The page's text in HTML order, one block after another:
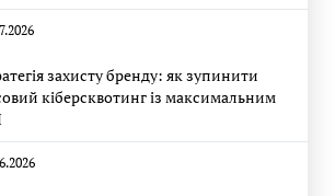
захисту бренду: як зупинити
кіберсквотинг із максимальним